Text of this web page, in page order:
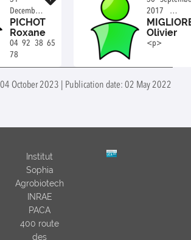
December
2011
AI CNRS
PICHOT
Roxane
04 92 38 65
78
2017
Technician
Olivier
<p>
October 2023 | Publication date: 02 May 2022
Institut
Sophia
Agrobiotech
INRAE
PACA
400 route
des